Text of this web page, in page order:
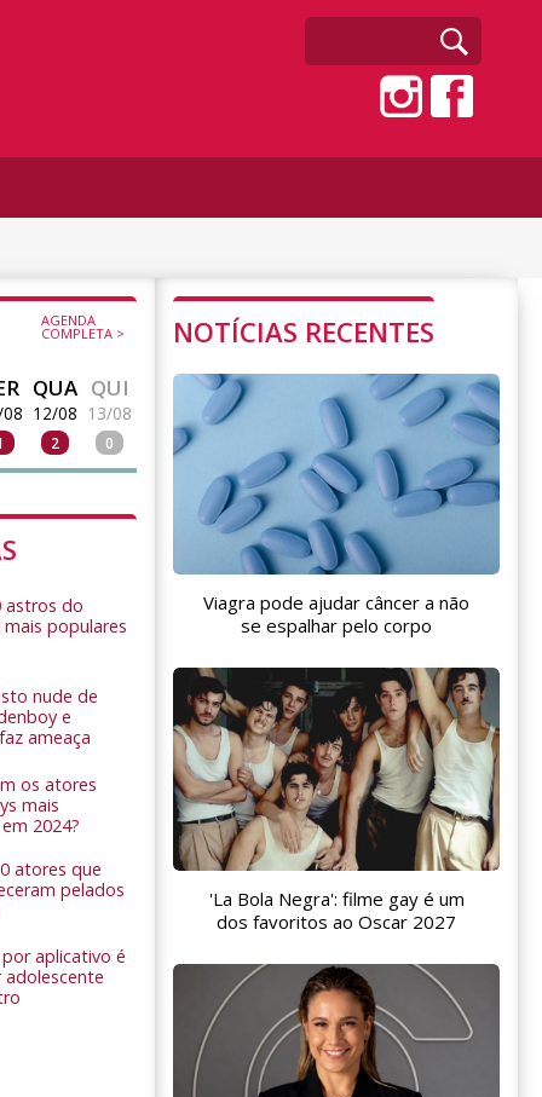
AGENDA
COMPLETA >
QUA
12/08
2
QUI
13/08
0
astros do
populares
nude de
e
ameaça
os atores
mais
2024?
atores que
pelados
aplicativo é
NOTÍCIAS RECENTES
Viagra pode ajudar câncer a não
se espalhar pelo corpo
'La Bola Negra': filme gay é um
dos favoritos ao Oscar 2027